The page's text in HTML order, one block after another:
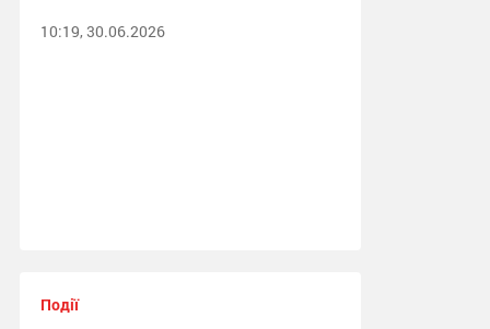
10:19, 30.06.2026
Події